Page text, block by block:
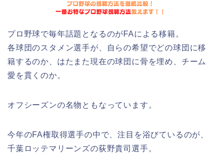
プロ野球で毎年話題となるのがFAによる移籍。
各球団のスタメン選手が、自らの希望でどの球団に移
籍するのか、はたまた現在の球団に骨を埋め、チーム
愛を貫くのか。
オフシーズンの名物ともなっています。
今年のFA権取得選手の中で、注目を浴びているのが、
千葉ロッテマリーンズの荻野貴司選手。